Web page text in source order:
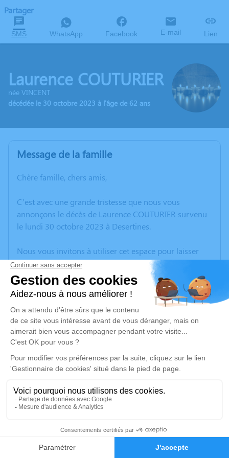
Faire-part Hommages
Partager
SMS WhatsApp Facebook E-mail Lien
Laurence COUTURIER
née VINCENT
décédée le 30 octobre 2023 à l'âge de 62 ans
Message de la famille
Chère famille, chers amis,
C’est avec une grande tristesse que nous vous
annonçons le décès de Laurence COUTURIER survenu
le lundi 30 octobre 2023 à Desertines.
Nous vous invitons à utiliser cet espace pour laisser
vos condoléances, partager des photos souvenirs, une
anecdote ou exprimer vos pensées à travers des
poèmes ou des textes. Cet endroit est un lieu
d'expression dédié à honorer la mémoire de Laurence
COUTURIER.
Un service de plantation d’arbre hommage est
disponible ici.
Je rends hommage
Cérémonie religieuse
Église de Viersat
23170 Viersat